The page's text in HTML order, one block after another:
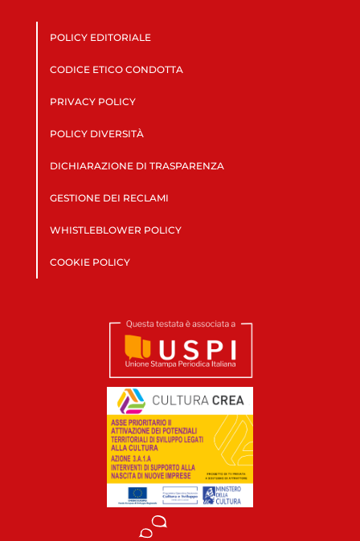
POLICY EDITORIALE
CODICE ETICO CONDOTTA
PRIVACY POLICY
POLICY DIVERSITÀ
DICHIARAZIONE DI TRASPARENZA
GESTIONE DEI RECLAMI
WHISTLEBLOWER POLICY
COOKIE POLICY